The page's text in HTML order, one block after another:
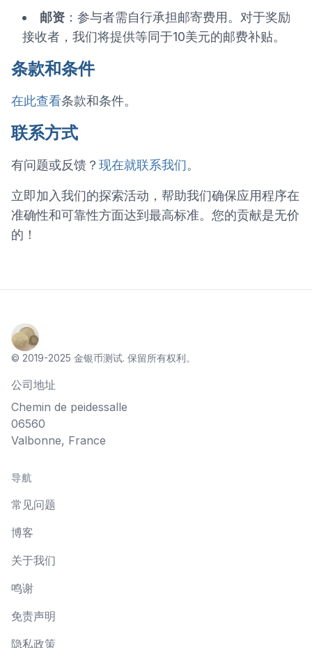
邮资 ：参与者需自行承担邮寄费用。对于奖励
接收者，我们将提供等同于10美元的邮费补贴。
条款和条件
在此查看条款和条件。
联系方式
有问题或反馈？ 现在就联系我们。
立即加入我们的探索活动，帮助我们确保应用程序在
准确性和可靠性方面达到最高标准。您的贡献是无价
的！
© 2019-2025 金银币测试. 保留所有权利。
公司地址
Chemin de peidessalle
06560
Valbonne, France
导航
常见问题
博客
关于我们
鸣谢
免责声明
隐私政策